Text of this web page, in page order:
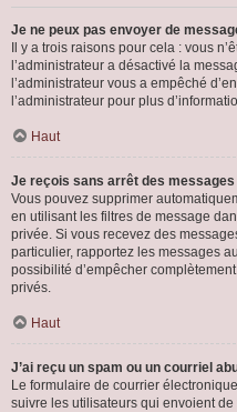
Je ne peux pas envoyer de
Il y a trois raisons pour cela : vous
l’administrateur a désactivé la
l’administrateur vous a empêché
l’administrateur pour plus
Haut
Je reçois sans arrêt des
Vous pouvez supprimer
en utilisant les filtres de message
privée. Si vous recevez des
particulier, rapportez les messages
possibilité d’empêcher
privés.
Haut
J’ai reçu un spam ou un courriel
Le formulaire de courrier
suivre les utilisateurs qui envoient